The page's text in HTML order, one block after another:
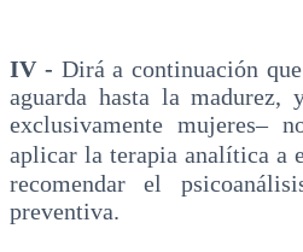
IV - Dirá a continuación
aguarda hasta la
exclusivamente mujeres‒
aplicar la terapia analítica a
recomendar el
preventiva.